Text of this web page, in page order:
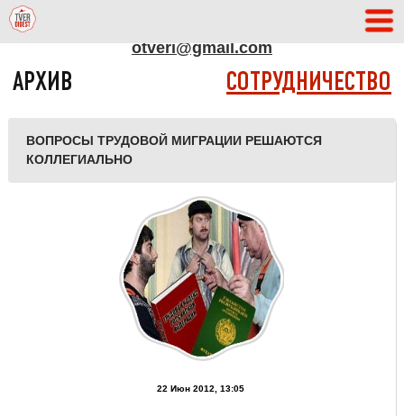
otveri@gmail.com
АРХИВ СОТРУДНИЧЕСТВО
ВОПРОСЫ ТРУДОВОЙ МИГРАЦИИ РЕШАЮТСЯ
КОЛЛЕГИАЛЬНО
22 Июн 2012, 13:05